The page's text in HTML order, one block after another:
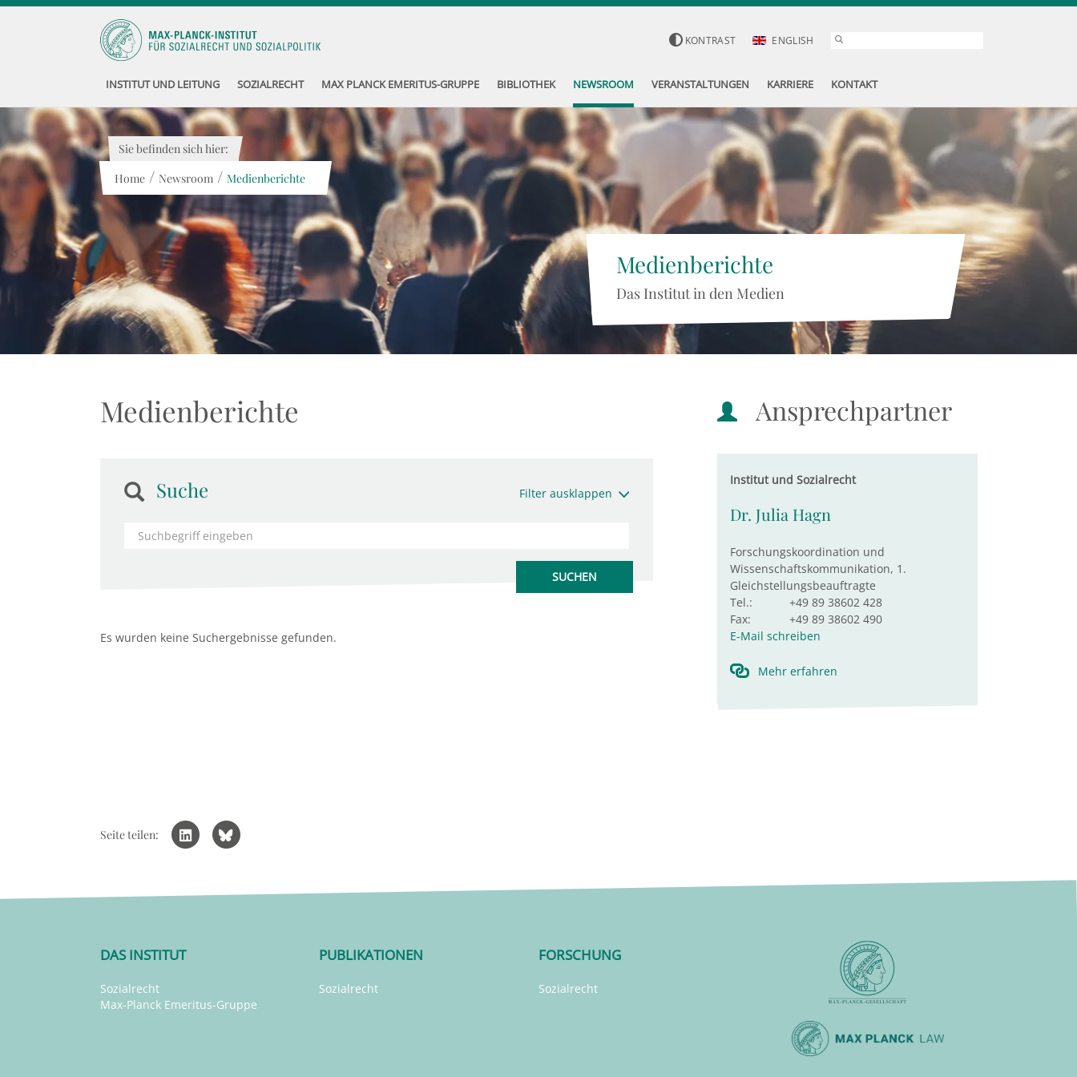
KONTRAST ENGLISH
INSTITUT UND LEITUNG SOZIALRECHT MAX PLANCK EMERITUS-GRUPPE BIBLIOTHEK NEWSROOM VERANSTALTUNGEN KARRIERE KONTAKT
Medienberichte
Das Institut in den Medien
Sie befinden sich hier:
Home / Newsroom / Medienberichte
Medienberichte
Suche Filter ausklappen
Es wurden keine Suchergebnisse gefunden.
Ansprechpartner
Institut und Sozialrecht
Dr. Julia Hagn
Forschungskoordination und
Wissenschaftskommunikation, 1.
Gleichstellungsbeauftragte
Tel.:
+49 89 38602 428
Fax:
+49 89 38602 490
E-Mail schreiben
Mehr erfahren
Seite teilen:
DAS INSTITUT
Sozialrecht
Max-Planck Emeritus-Gruppe
PUBLIKATIONEN
Sozialrecht
FORSCHUNG
Sozialrecht